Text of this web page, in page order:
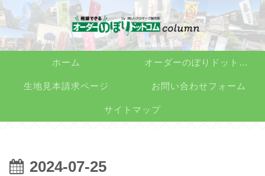
ホーム オーダーのぼりドットコム
生地見本請求ページ お問い合わせフォーム
サイトマップ
2024-07-25